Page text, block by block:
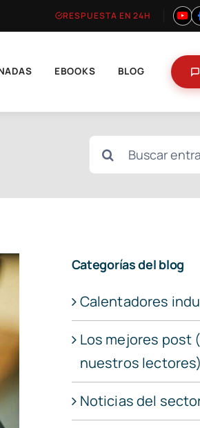
RESPUESTA EN 24H
EBOOKS BLOG
Buscar:
Categorías del blog
Calentadores
Los mejores post
nuestros lectores)
Noticias del